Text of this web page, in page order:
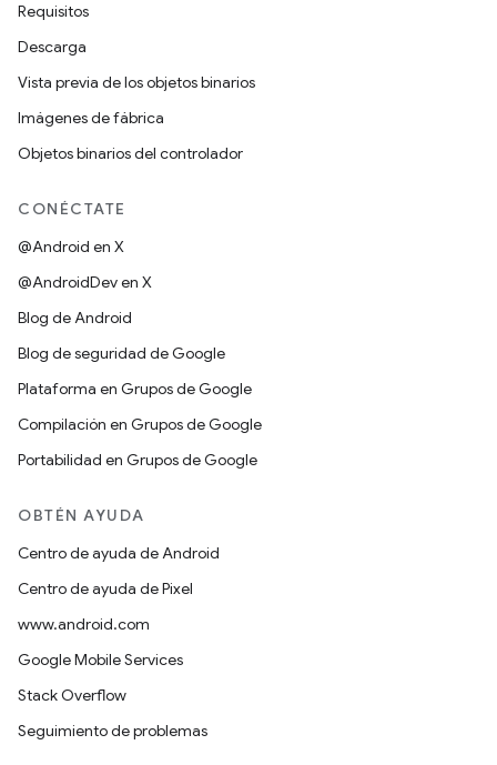
Requisitos
Descarga
Vista previa de los objetos binarios
Imágenes de fábrica
Objetos binarios del controlador
CONÉCTATE
@Android en X
@AndroidDev en X
Blog de Android
Blog de seguridad de Google
Plataforma en Grupos de Google
Compilación en Grupos de Google
Portabilidad en Grupos de Google
OBTÉN AYUDA
Centro de ayuda de Android
Centro de ayuda de Pixel
www.android.com
Google Mobile Services
Stack Overflow
Seguimiento de problemas